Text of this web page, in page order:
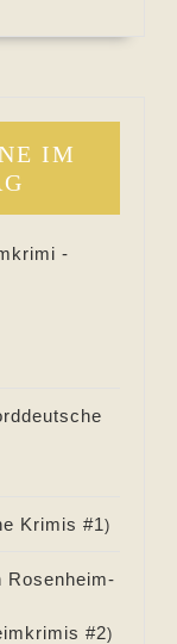
IM
-
Krimis #1)
Rosenheim-
#2)